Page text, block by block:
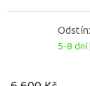
5-8 dní